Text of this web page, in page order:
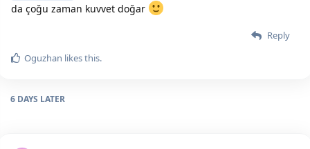
da çoğu zaman kuvvet doğar
Reply
Oguzhan likes this.
6 DAYS LATER